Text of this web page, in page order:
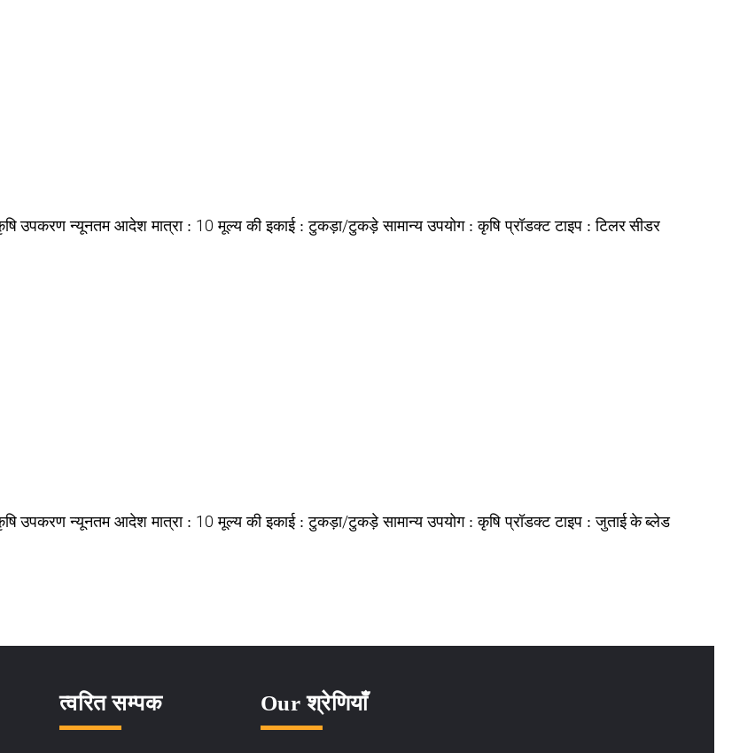
उपकरण न्यूनतम आदेश मात्रा : 10 मूल्य की इकाई :टुकड़ा/टुकड़े सामान्य उपयोग :कृषि प्रॉडक्ट टाइप :टिलर सीडर
उपकरण न्यूनतम आदेश मात्रा : 10 मूल्य की इकाई :टुकड़ा/टुकड़े सामान्य उपयोग :कृषि प्रॉडक्ट टाइप :जुताई के ब्लेड
त्वरित सम्पक Our श्रेणियाँ